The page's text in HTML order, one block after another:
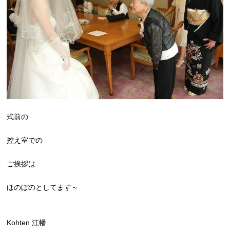
式前の
控え室での
ご挨拶は
ほのぼのとしてます～
Kohten 江幡